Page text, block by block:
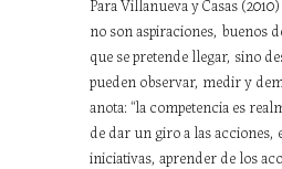
no son aspiraciones, buenos
que se pretende llegar, sino
pueden observar, medir y
anota: “la competencia es
de dar un giro a las acciones,
iniciativas, aprender de los